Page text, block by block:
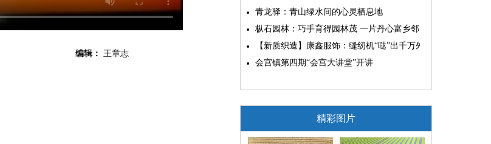
编辑： 王章志
青龙驿：青山绿水间的心灵栖息地
枞石园林：巧手育得园林茂 一片丹心富乡邻
【新质织造】康鑫服饰：缝纫机“哒”出千万外贸大生意
会宫镇第四期“会宫大讲堂”开讲
精彩图片